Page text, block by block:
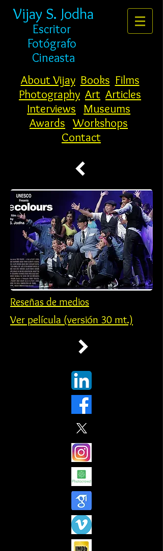
Vijay S. Jodha
Escritor
Fotógrafo
Cineasta
About Vijay Books Films
Photography Art Articles
Interviews
Museums
Awards Workshops
Contact
Reseñas de medios
Ver película (versión 30 mt.)